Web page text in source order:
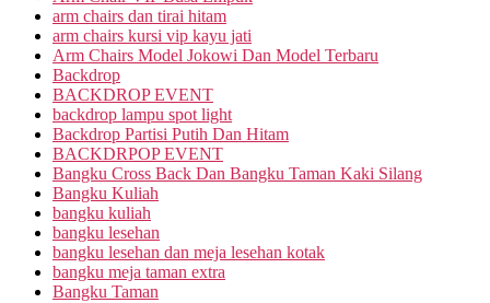
arm chairs dan tirai hitam
arm chairs kursi vip kayu jati
Arm Chairs Model Jokowi Dan Model Terbaru
Backdrop
BACKDROP EVENT
backdrop lampu spot light
Backdrop Partisi Putih Dan Hitam
BACKDRPOP EVENT
Bangku Cross Back Dan Bangku Taman Kaki Silang
Bangku Kuliah
bangku kuliah
bangku lesehan
bangku lesehan dan meja lesehan kotak
bangku meja taman extra
Bangku Taman